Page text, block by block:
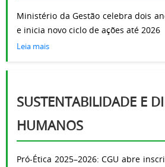
Ministério da Gestão celebra dois
e inicia novo ciclo de ações até 2026
Leia mais
SUSTENTABILIDADE E
HUMANOS
Pró-Ética 2025–2026: CGU abre